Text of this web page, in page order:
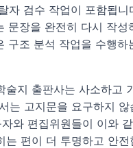
자 검수 작업이 포함됩니
문장을 완전히 다시 작성
구조 분석 작업을 수행하
술지 출판사는 사소하고
는 고지문을 요구하지 않
와 편집위원들이 이와
는 편이 더 투명하고 안전